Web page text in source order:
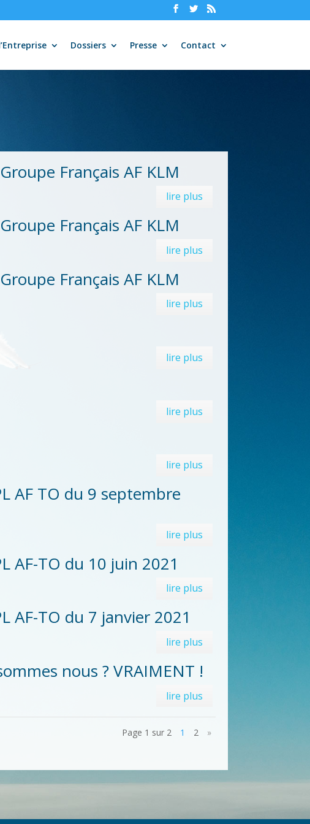
Dossiers Presse Contact
Français AF KLM
lire plus
Français AF KLM
lire plus
Français AF KLM
lire plus
lire plus
lire plus
lire plus
AF TO du 9 septembre
lire plus
AF-TO du 10 juin 2021
lire plus
AF-TO du 7 janvier 2021
lire plus
nous ? VRAIMENT !
lire plus
Page 1 sur 2 1 2 »